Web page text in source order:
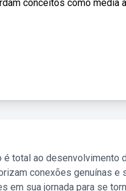
conceitos como média
é total ao desenvolvimento
conexões genuínas e
em sua jornada para se